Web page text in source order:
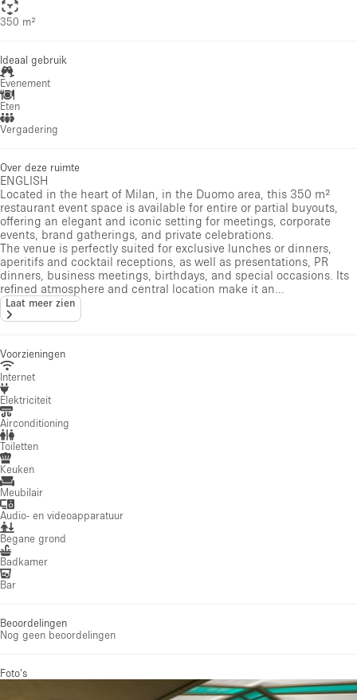
350 m²
Ideaal gebruik
Evenement
Eten
Vergadering
Over deze ruimte
ENGLISH
Located in the heart of Milan, in the Duomo area, this 350 m²
restaurant event space is available for entire or partial buyouts,
offering an elegant and iconic setting for meetings, corporate
events, brand gatherings, and private celebrations.
The venue is perfectly suited for exclusive lunches or dinners,
aperitifs and cocktail receptions, as well as presentations, PR
dinners, business meetings, birthdays, and special occasions. Its
refined atmosphere and central location make it an...
Laat meer zien
Voorzieningen
Internet
Elektriciteit
Airconditioning
Toiletten
Keuken
Meubilair
Audio- en videoapparatuur
Begane grond
Badkamer
Bar
Beoordelingen
Nog geen beoordelingen
Foto's